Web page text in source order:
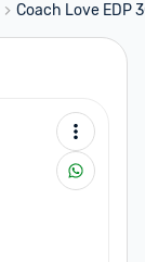
Coach Love EDP